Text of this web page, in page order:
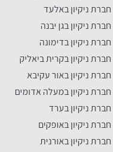
חברת ניקיון באלעד
חברת ניקיון בגן יבנה
חברת ניקיון בדימונה
חברת ניקיון בקרית ביאליק
חברת ניקיון באור עקיבא
חברת ניקיון במעלה אדומים
חברת ניקיון בערד
חברת ניקיון באופקים
חברת ניקיון באורנית